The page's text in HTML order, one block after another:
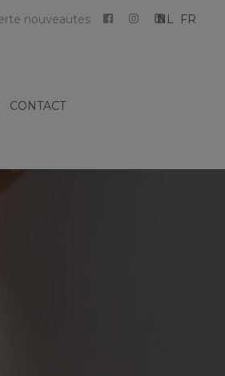
nouveautes NL FR
CONTACT